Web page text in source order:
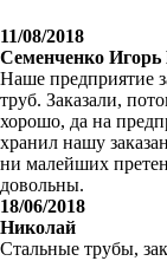
11/08/2018
Семенченко Игорь
Наше предприятие
труб. Заказали,
хорошо, да на
хранил нашу
ни малейших
довольны.
18/06/2018
Николай
Стальные трубы,